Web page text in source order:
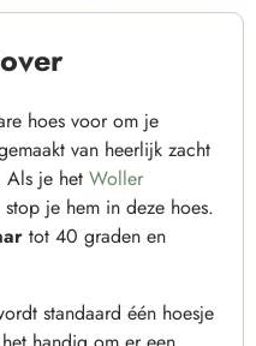
hoes voor om je
van heerlijk zacht
Als je het Woller
je hem in deze hoes.
tot 40 graden en
standaard één hoesje